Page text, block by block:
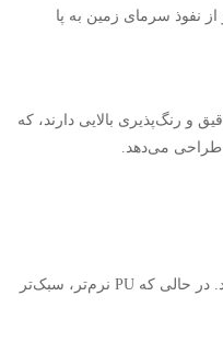
نفوذ سرمای زمین به پا
و رنگ‌پذیری بالایی دارند، که
طراحی می‌دهد.
در حالی که PU نرم‌تر، سبک‌تر